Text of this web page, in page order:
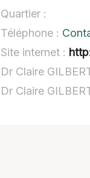
Quartier :
Téléphone :
Site internet :
Dr Claire
Dr Claire